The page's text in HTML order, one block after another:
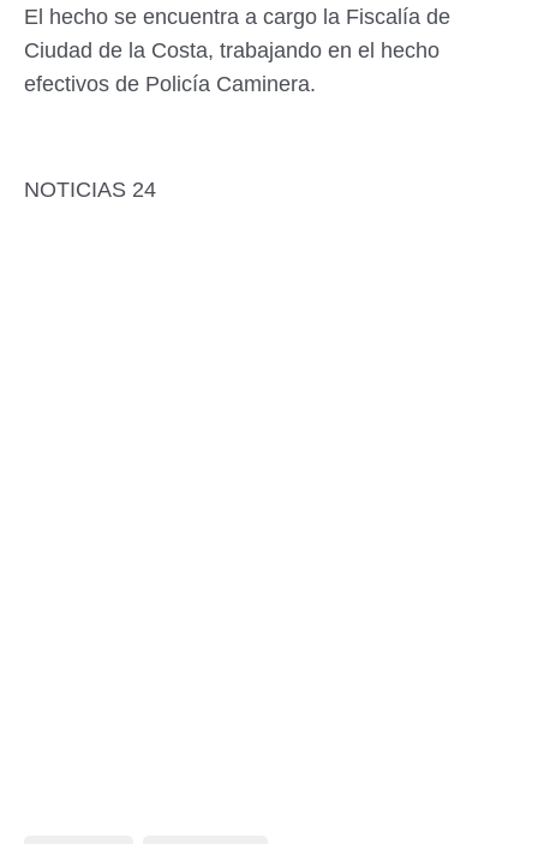
El hecho se encuentra a cargo la Fiscalía de
Ciudad de la Costa, trabajando en el hecho
efectivos de Policía Caminera.
NOTICIAS 24